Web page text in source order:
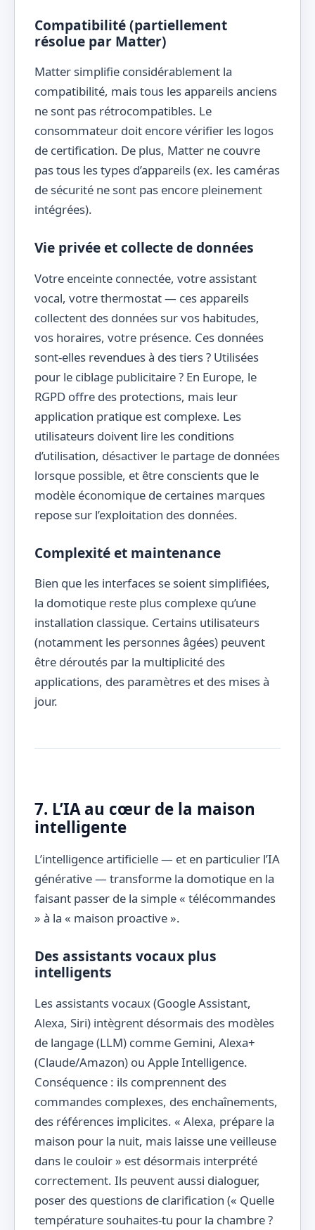
Compatibilité (partiellement
résolue par Matter)
Matter simplifie considérablement la
compatibilité, mais tous les appareils anciens
ne sont pas rétrocompatibles. Le
consommateur doit encore vérifier les logos
de certification. De plus, Matter ne couvre
pas tous les types d’appareils (ex. les caméras
de sécurité ne sont pas encore pleinement
intégrées).
Vie privée et collecte de données
Votre enceinte connectée, votre assistant
vocal, votre thermostat — ces appareils
collectent des données sur vos habitudes,
vos horaires, votre présence. Ces données
sont-elles revendues à des tiers ? Utilisées
pour le ciblage publicitaire ? En Europe, le
RGPD offre des protections, mais leur
application pratique est complexe. Les
utilisateurs doivent lire les conditions
d’utilisation, désactiver le partage de données
lorsque possible, et être conscients que le
modèle économique de certaines marques
repose sur l’exploitation des données.
Complexité et maintenance
Bien que les interfaces se soient simplifiées,
la domotique reste plus complexe qu’une
installation classique. Certains utilisateurs
(notamment les personnes âgées) peuvent
être déroutés par la multiplicité des
applications, des paramètres et des mises à
jour.
7. L’IA au cœur de la maison
intelligente
L’intelligence artificielle — et en particulier l’IA
générative — transforme la domotique en la
faisant passer de la simple « télécommandes
» à la « maison proactive ».
Des assistants vocaux plus
intelligents
Les assistants vocaux (Google Assistant,
Alexa, Siri) intègrent désormais des modèles
de langage (LLM) comme Gemini, Alexa+
(Claude/Amazon) ou Apple Intelligence.
Conséquence : ils comprennent des
commandes complexes, des enchaînements,
des références implicites. « Alexa, prépare la
maison pour la nuit, mais laisse une veilleuse
dans le couloir » est désormais interprété
correctement. Ils peuvent aussi dialoguer,
poser des questions de clarification (« Quelle
température souhaites-tu pour la chambre ?